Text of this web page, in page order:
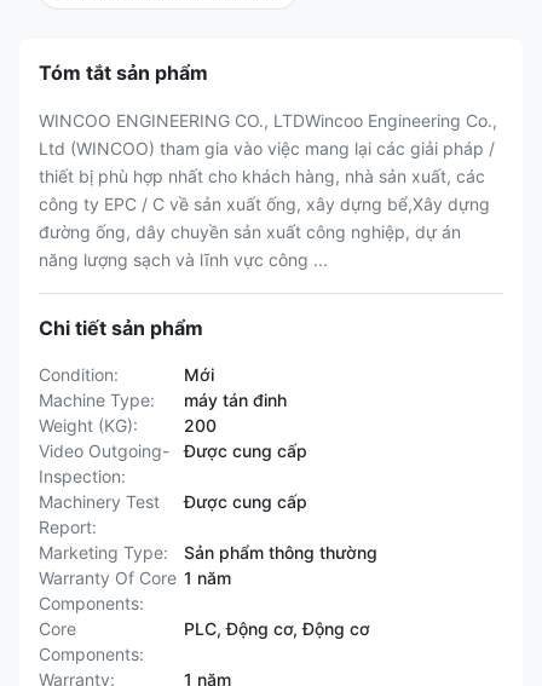
Tóm tắt sản phẩm
WINCOO ENGINEERING CO., LTDWincoo Engineering Co.,
Ltd (WINCOO) tham gia vào việc mang lại các giải pháp /
thiết bị phù hợp nhất cho khách hàng, nhà sản xuất, các
công ty EPC / C về sản xuất ống, xây dựng bể,Xây dựng
đường ống, dây chuyền sản xuất công nghiệp, dự án
năng lượng sạch và lĩnh vực công ...
Chi tiết sản phẩm
Condition:
Mới
Machine Type:
máy tán đinh
Weight (KG):
200
Video Outgoing-
Inspection:
Được cung cấp
Machinery Test
Report:
Được cung cấp
Marketing Type:
Sản phẩm thông thường
Warranty Of Core
Components:
1 năm
Core
Components:
PLC, Động cơ, Động cơ
Warranty:
1 năm